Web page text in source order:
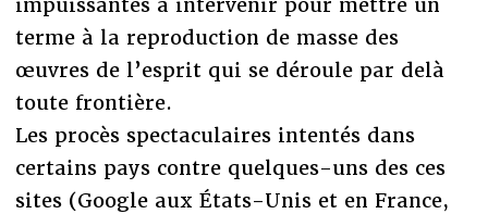
terme à la reproduction de masse des
œuvres de l’esprit qui se déroule par delà
toute frontière.
Les procès spectaculaires intentés dans
certains pays contre quelques-uns des ces
sites (Google aux États-Unis et en France,